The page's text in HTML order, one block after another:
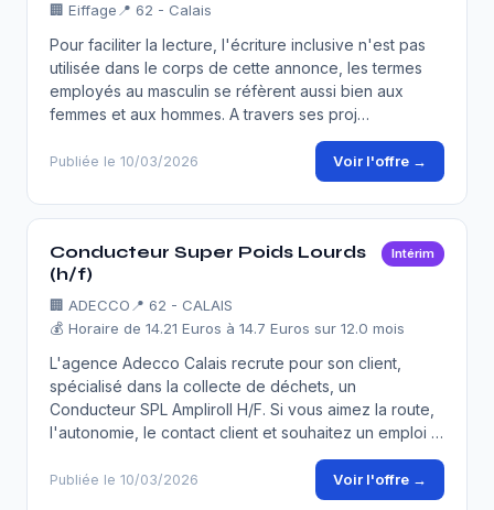
🏢 Eiffage 📍 62 - Calais
Pour faciliter la lecture, l'écriture inclusive n'est pas
utilisée dans le corps de cette annonce, les termes
employés au masculin se réfèrent aussi bien aux
femmes et aux hommes. A travers ses proj…
Publiée le 10/03/2026 Voir l'offre →
Conducteur Super Poids Lourds
(h/f)
Intérim
🏢 ADECCO 📍 62 - CALAIS
💰 Horaire de 14.21 Euros à 14.7 Euros sur 12.0 mois
L'agence Adecco Calais recrute pour son client,
spécialisé dans la collecte de déchets, un
Conducteur SPL Ampliroll H/F. Si vous aimez la route,
l'autonomie, le contact client et souhaitez un emploi …
Publiée le 10/03/2026 Voir l'offre →